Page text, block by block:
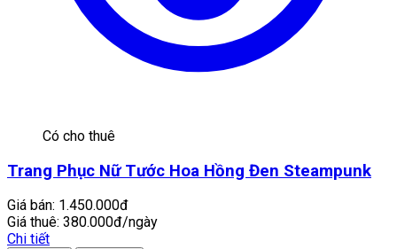
Có cho thuê
Trang Phục Nữ Tước Hoa Hồng Đen Steampunk
Giá bán: 1.450.000đ
Giá thuê: 380.000đ/ngày
Chi tiết